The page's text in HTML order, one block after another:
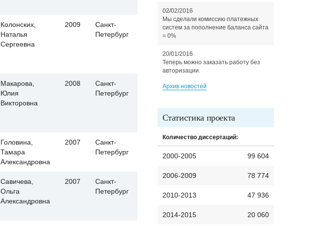
Колонских,
Наталья
Сергеевна
2009
Санкт-
Петербург
Макарова,
Юлия
Викторовна
2008
Санкт-
Петербург
Головина,
Тамара
Александровна
2007
Санкт-
Петербург
Савичева,
Ольга
Александровна
2007
Санкт-
Петербург
02/02/2016
Мы сделали комиссию платежных
систем за пополнение баланса сайта
= 0%
20/01/2016
Теперь можно заказать работу без
авторизации.
Архив новостей
Статистика проекта
Количество диссертаций:
2000-2005 99 604
2006-2009 78 774
2010-2013 47 936
2014-2015 20 060